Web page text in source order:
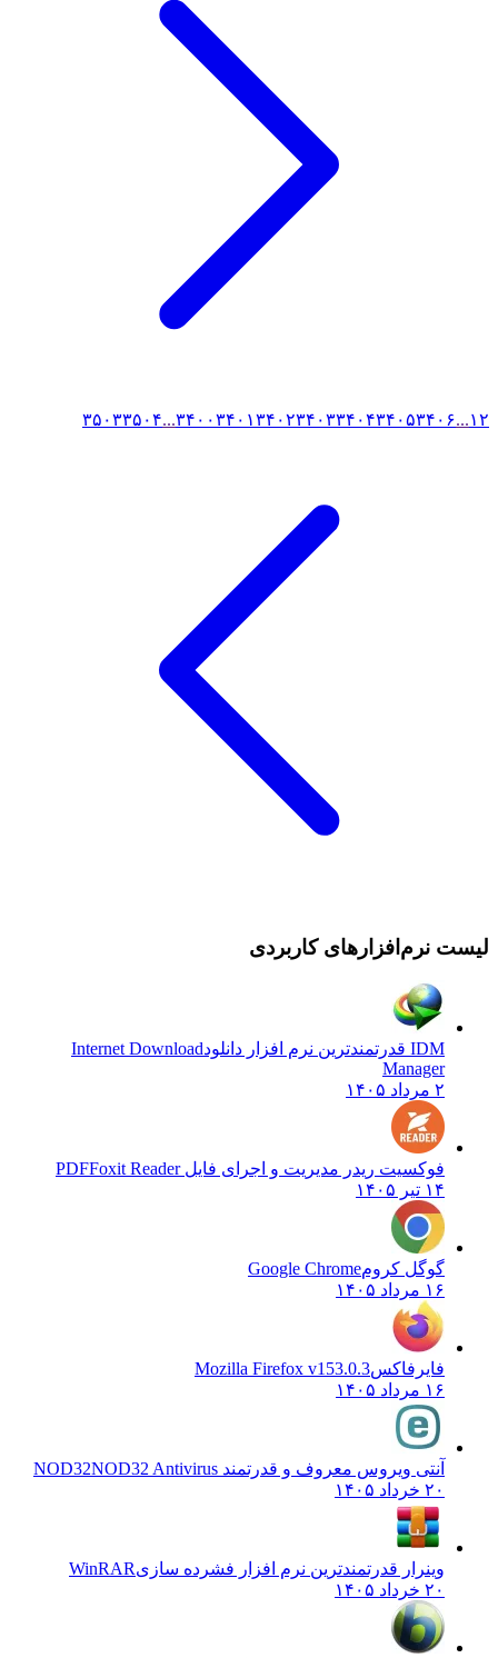
۱۲ ... ۳۴۰۰۳۴۰۱۳۴۰۲۳۴۰۳۳۴۰۴۳۴۰۵۳۴۰۶ ... ۳۵۰۳۳۵۰۴
لیست نرم‌افزارهای کاربردی
IDM قدرتمندترین نرم افزار دانلود
Internet Download
Manager
۲ مرداد ۱۴۰۵
فوکسیت ریدر مدیریت و اجرای فایل PDFFoxit Reader
۱۴ تیر ۱۴۰۵
گوگل کرومGoogle Chrome
۱۶ مرداد ۱۴۰۵
فایرفاکسMozilla Firefox v153.0.3
۱۶ مرداد ۱۴۰۵
آنتی ویروس معروف و قدرتمند NOD32 NOD32 Antivirus
۲۰ خرداد ۱۴۰۵
وینرار قدرتمندترین نرم افزار فشرده سازیWinRAR
۲۰ خرداد ۱۴۰۵